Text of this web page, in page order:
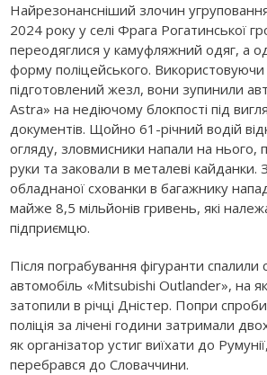
Найрезонансніший злочин
2024 року у селі Фрага Рогатинської
переодяглися у камуфляжний одяг, а
форму поліцейського. Використовуючи
підготовлений жезл, вони зупинили
Astra» на недіючому блокпості під
документів. Щойно 61-річний водій
огляду, зловмисники напали на нього,
руки та заковали в металеві кайданки.
обладнаної схованки в багажнику
майже 8,5 мільйонів гривень, які
підприємцю.
Після пограбування фігуранти спалили
автомобіль «Mitsubishi Outlander», на
затопили в річці Дністер. Попри
поліція за лічені години затримали
як організатор устиг виїхати до
перебрався до Словаччини.